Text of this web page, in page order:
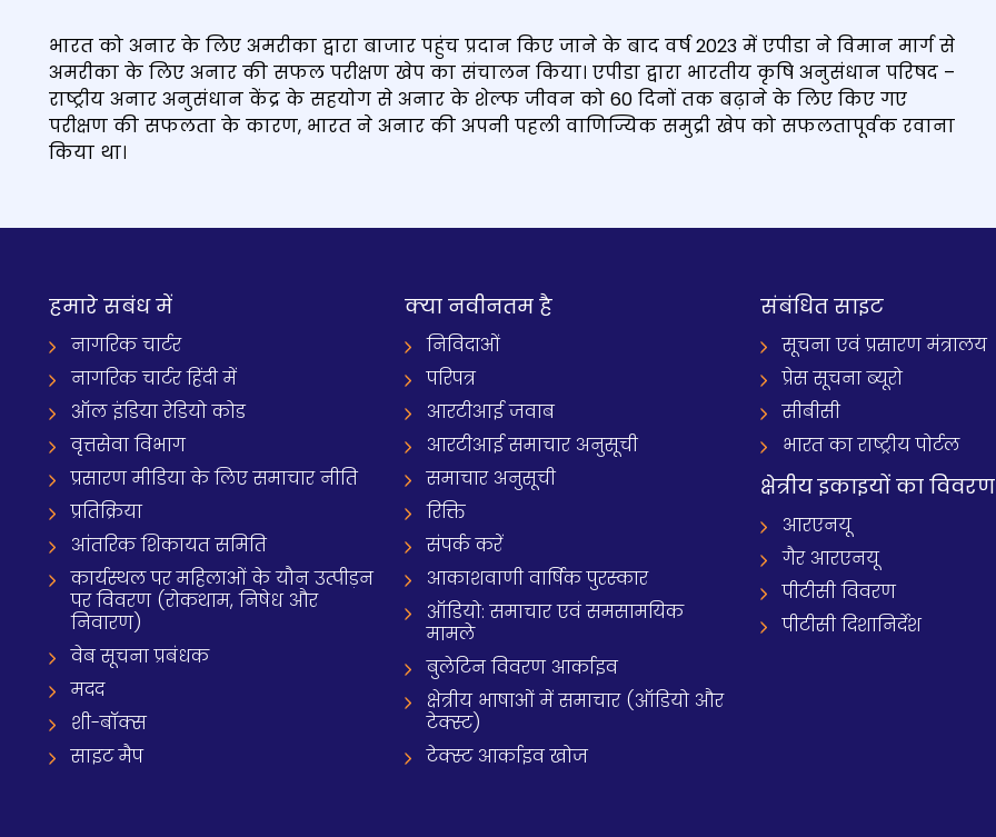
भारत को अनार के लिए अमरीका द्वारा बाजार पहुंच प्रदान किए जाने के बाद वर्ष 2023 में एपीडा ने विमान मार्ग से
अमरीका के लिए अनार की सफल परीक्षण खेप का संचालन किया। एपीडा द्वारा भारतीय कृषि अनुसंधान परिषद –
राष्ट्रीय अनार अनुसंधान केंद्र के सहयोग से अनार के शेल्फ जीवन को 60 दिनों तक बढ़ाने के लिए किए गए
परीक्षण की सफलता के कारण, भारत ने अनार की अपनी पहली वाणिज्यिक समुद्री खेप को सफलतापूर्वक रवाना
किया था।
हमारे सबंध में
नागरिक चार्टर
नागरिक चार्टर हिंदी में
ऑल इंडिया रेडियो कोड
वृत्तसेवा विभाग
प्रसारण मीडिया के लिए समाचार नीति
प्रतिक्रिया
आंतरिक शिकायत समिति
कार्यस्थल पर महिलाओं के यौन उत्पीड़न
पर विवरण (रोकथाम, निषेध और
निवारण)
वेब सूचना प्रबंधक
मदद
शी-बॉक्स
साइट मैप
क्‍या नवीनतम है
निविदाओं
परिपत्र
आरटीआई जवाब
आरटीआई समाचार अनुसूची
समाचार अनुसूची
रिक्ति
संपर्क करें
आकाशवाणी वार्षिक पुरस्कार
ऑडियो: समाचार एवं समसामयिक
मामले
बुलेटिन विवरण आर्काइव
क्षेत्रीय भाषाओं में समाचार (ऑडियो और
टेक्स्ट)
टेक्स्ट आर्काइव खोज
संबंधित साइट
सूचना एवं प्रसारण मंत्रालय
प्रेस सूचना ब्यूरो
सीबीसी
भारत का राष्ट्रीय पोर्टल
क्षेत्रीय इकाइयों का विवरण
आरएनयू
गैर आरएनयू
पीटीसी विवरण
पीटीसी दिशानिर्देश